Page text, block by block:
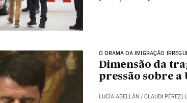
O DRAMA DA IMIGRAÇÃO
Dimensão da
pressão sobre a
LUCÍA ABELLÁN/ CLAUDI PÉREZ |